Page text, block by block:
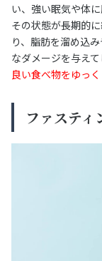
い、強い眠気や体
その状態が長期的
り、脂肪を溜め込
なダメージを与え
良い食べ物をゆっ
ファステ